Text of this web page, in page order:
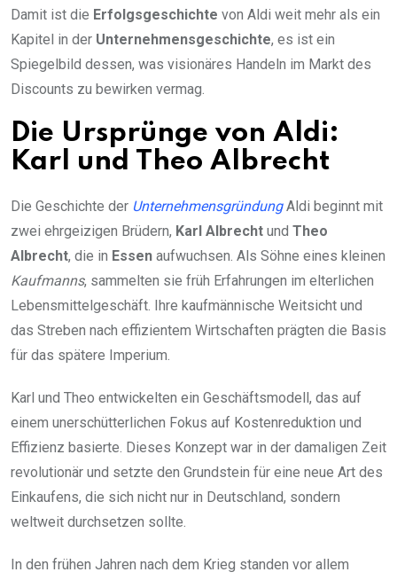
Damit ist die Erfolgsgeschichte von Aldi weit mehr als ein
Kapitel in der Unternehmensgeschichte, es ist ein
Spiegelbild dessen, was visionäres Handeln im Markt des
Discounts zu bewirken vermag.
Die Ursprünge von Aldi:
Karl und Theo Albrecht
Die Geschichte der UnternehmensgründungAldi beginnt mit
zwei ehrgeizigen Brüdern, Karl Albrecht und Theo
Albrecht, die in Essen aufwuchsen. Als Söhne eines kleinen
Kaufmanns, sammelten sie früh Erfahrungen im elterlichen
Lebensmittelgeschäft. Ihre kaufmännische Weitsicht und
das Streben nach effizientem Wirtschaften prägten die Basis
für das spätere Imperium.
Karl und Theo entwickelten ein Geschäftsmodell, das auf
einem unerschütterlichen Fokus auf Kostenreduktion und
Effizienz basierte. Dieses Konzept war in der damaligen Zeit
revolutionär und setzte den Grundstein für eine neue Art des
Einkaufens, die sich nicht nur in Deutschland, sondern
weltweit durchsetzen sollte.
In den frühen Jahren nach dem Krieg standen vor allem